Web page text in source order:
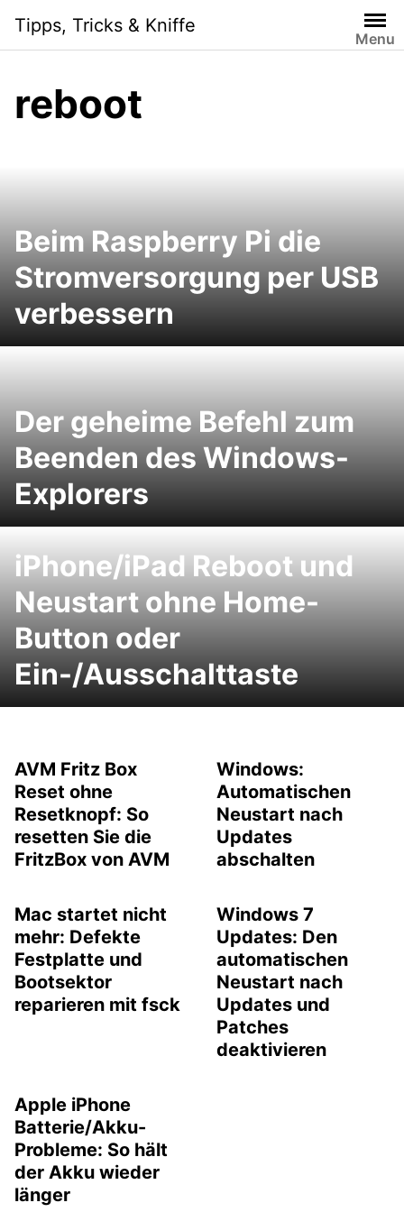
content
Tipps, Tricks & Kniffe
Menu
reboot
Beim Raspberry Pi die
Stromversorgung per USB
verbessern
Der geheime Befehl zum
Beenden des Windows-
Explorers
iPhone/iPad Reboot und
Neustart ohne Home-
Button oder
Ein-/Ausschalttaste
AVM Fritz Box
Reset ohne
Resetknopf: So
resetten Sie die
FritzBox von AVM
Windows:
Automatischen
Neustart nach
Updates
abschalten
Mac startet nicht
mehr: Defekte
Festplatte und
Bootsektor
reparieren mit fsck
Windows 7
Updates: Den
automatischen
Neustart nach
Updates und
Patches
deaktivieren
Apple iPhone
Batterie/Akku-
Probleme: So hält
der Akku wieder
länger